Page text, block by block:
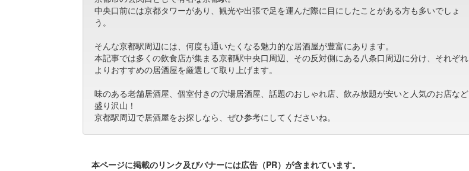
中央口前には京都タワーがあり、観光や出張で足を運んだ際に目にしたことがある方も多いでしょ
う。
そんな京都駅周辺には、何度も通いたくなる魅力的な居酒屋が豊富にあります。
本記事では多くの飲食店が集まる京都駅中央口周辺、その反対側にある八条口周辺に分け、それぞれ
よりおすすめの居酒屋を厳選して取り上げます。
味のある老舗居酒屋、個室付きの穴場居酒屋、話題のおしゃれ店、飲み放題が安いと人気のお店など
盛り沢山！
京都駅周辺で居酒屋をお探しなら、ぜひ参考にしてくださいね。
本ページに掲載のリンク及びバナーには広告（PR）が含まれています。